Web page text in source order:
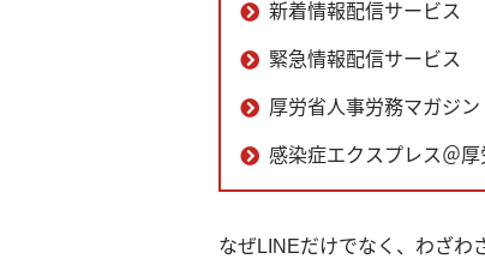
新着情報配信サービス
緊急情報配信サービス
厚労省人事労務マガジン
感染症エクスプレス＠厚
なぜLINEだけでなく、わざわ